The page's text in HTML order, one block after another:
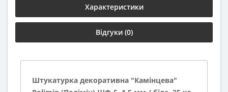
Характеристики
Відгуки (0)
Штукатурка декоративна "Камінцева"